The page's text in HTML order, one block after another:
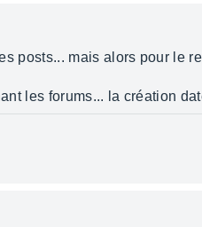
posts... mais alors pour le
les forums... la création